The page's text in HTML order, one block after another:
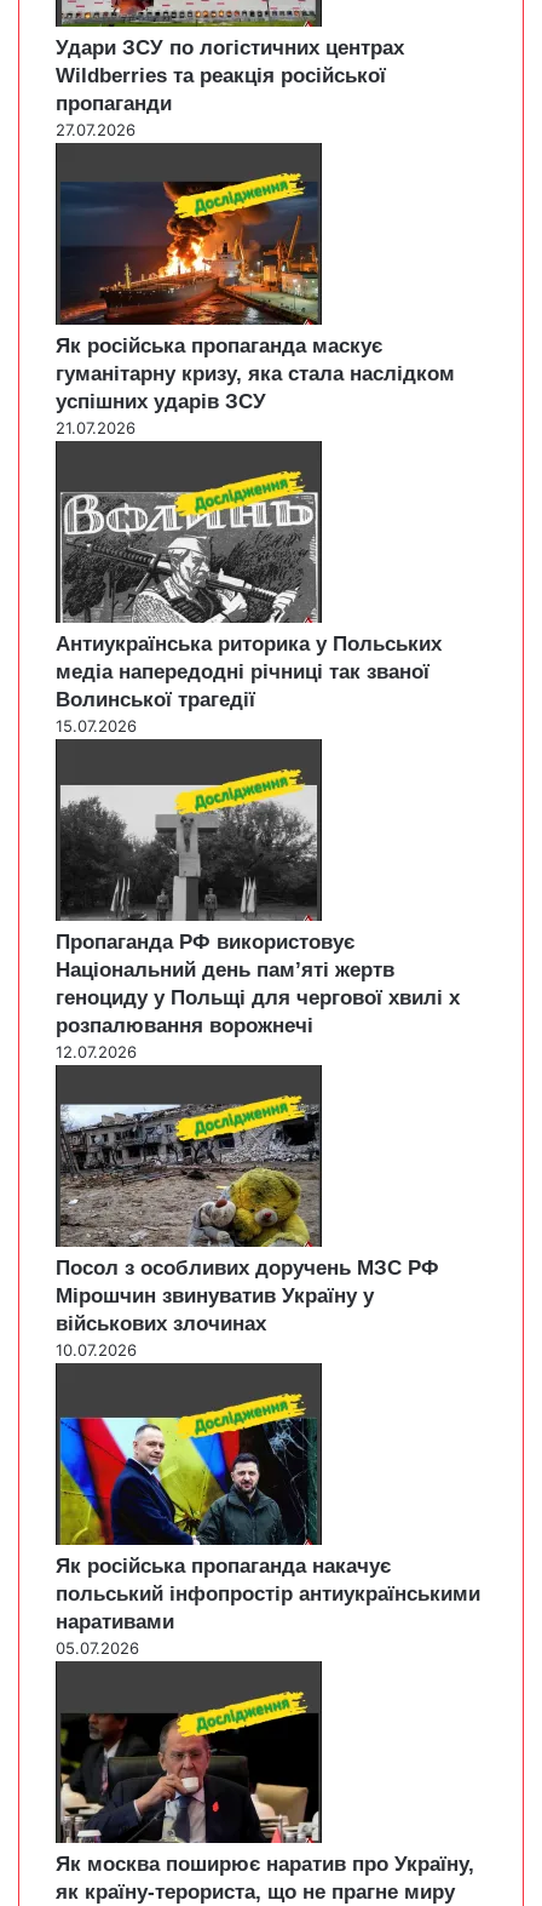
Удари ЗСУ по логістичних центрах
Wildberries та реакція російської
пропаганди
27.07.2026
Як російська пропаганда маскує
гуманітарну кризу, яка стала наслідком
успішних ударів ЗСУ
21.07.2026
Антиукраїнська риторика у Польських
медіа напередодні річниці так званої
Волинської трагедії
15.07.2026
Пропаганда РФ використовує
Національний день пам’яті жертв
геноциду у Польщі для чергової хвилі х
розпалювання ворожнечі
12.07.2026
Посол з особливих доручень МЗС РФ
Мірошчин звинуватив Україну у
військових злочинах
10.07.2026
Як російська пропаганда накачує
польський інфопростір антиукраїнськими
наративами
05.07.2026
Як москва поширює наратив про Україну,
як країну-терориста, що не прагне миру